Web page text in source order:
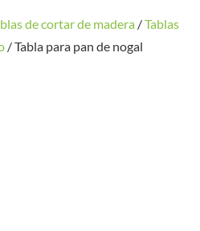
de cortar de madera /Tablas
/ Tabla para pan de nogal